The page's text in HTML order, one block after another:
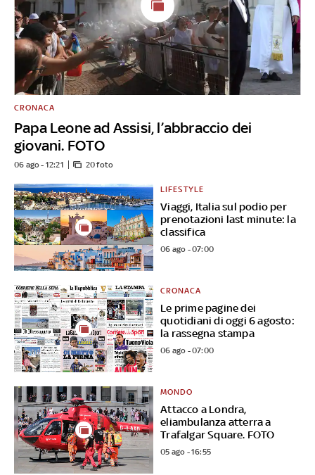
Papa Leone ad Assisi, l’abbraccio dei
giovani. FOTO
CRONACA
06 ago - 12:21 20 foto
Viaggi, Italia sul podio per
prenotazioni last minute: la
classifica
LIFESTYLE
06 ago - 07:00
Le prime pagine dei
quotidiani di oggi 6 agosto:
la rassegna stampa
CRONACA
06 ago - 07:00
Attacco a Londra,
eliambulanza atterra a
Trafalgar Square. FOTO
MONDO
05 ago - 16:55